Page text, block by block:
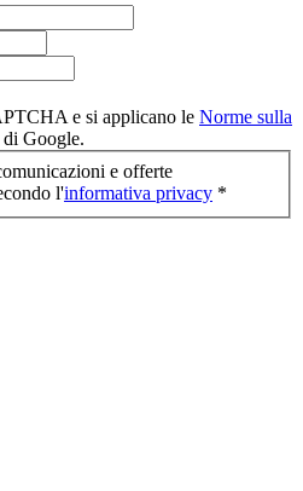
e si applicano le Norme sulla
di Google.
e offerte
l'informativa privacy *